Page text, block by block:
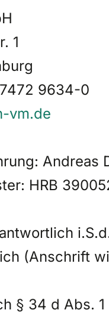
1
9634-0
vm.de
Andreas
HRB
(Anschrift
§ 34 d Abs.